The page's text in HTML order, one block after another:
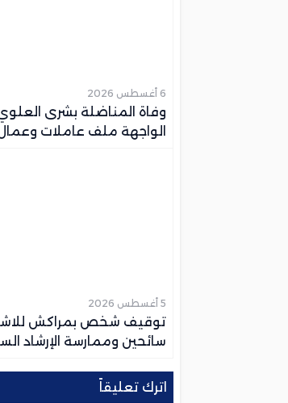
6 أغسطس 2026
وفاة المناضلة بشرى
الواجهة ملف عاملات
5 أغسطس 2026
توقيف شخص بمراكش
سائحين وممارسة الإرشاد
اترك تعليقاً